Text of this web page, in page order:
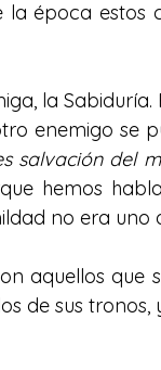
la época
la
enemigo se
salvación del
hemos
no era uno
aquellos
de sus tronos,